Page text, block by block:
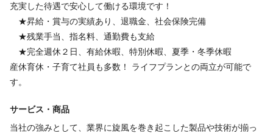
充実した待遇で安心して働ける環境です！
★昇給・賞与の実績あり、退職金、社会保険完備
★残業手当、指名料、通勤費も支給
★完全週休２日、有給休暇、特別休暇、夏季・冬季休暇
産休育休・子育て社員も多数！ ライフプランとの両立が可能で
す。
サービス・商品
当社の強みとして、業界に旋風を巻き起こした製品や技術が揃っ